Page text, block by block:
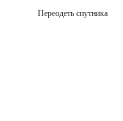
Переодеть спутника